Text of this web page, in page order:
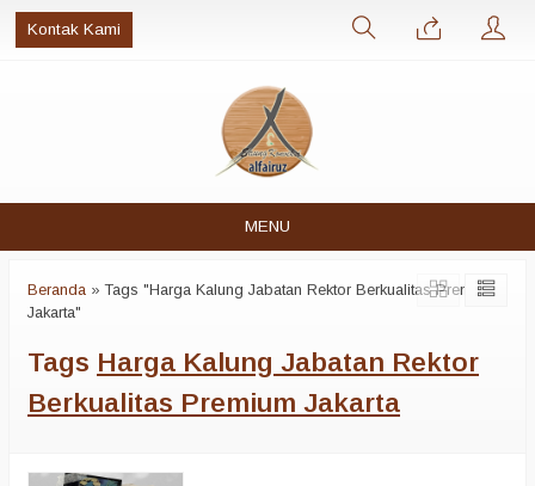
Kontak Kami
MENU
Beranda »Tags "Harga Kalung Jabatan Rektor Berkualitas Premium
Jakarta"
Tags Harga Kalung Jabatan Rektor
Berkualitas Premium Jakarta